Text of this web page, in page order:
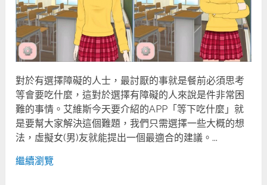
對於有選擇障礙的人士，最討厭的事就是餐前必須思考
等會要吃什麼，這對於選擇有障礙的人來說是件非常困
難的事情。艾維斯今天要介紹的APP「等下吃什麼」就
是要幫大家解決這個難題，我們只需選擇一些大概的想
法，虛擬女(男)友就能提出一個最適合的建議。...
繼續瀏覽